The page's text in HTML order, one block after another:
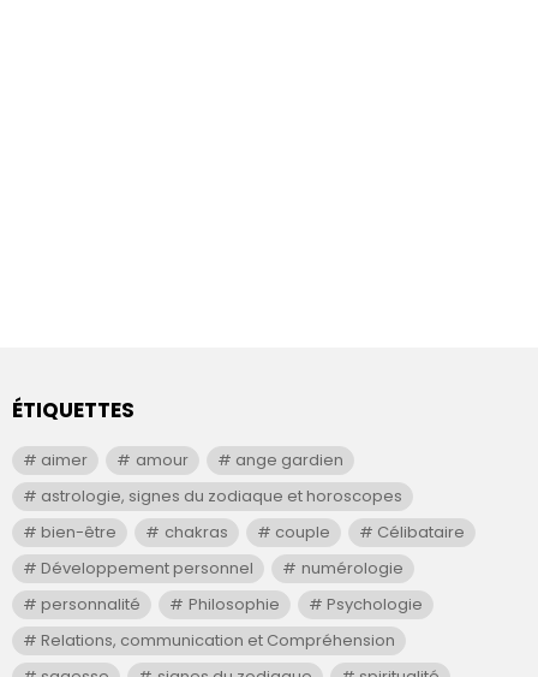
ÉTIQUETTES
aimer amour
ange gardien
astrologie, signes du zodiaque et horoscopes
bien-être
chakras couple
Célibataire
Développement personnel
numérologie
personnalité
Philosophie
Psychologie
Relations, communication et Compréhension